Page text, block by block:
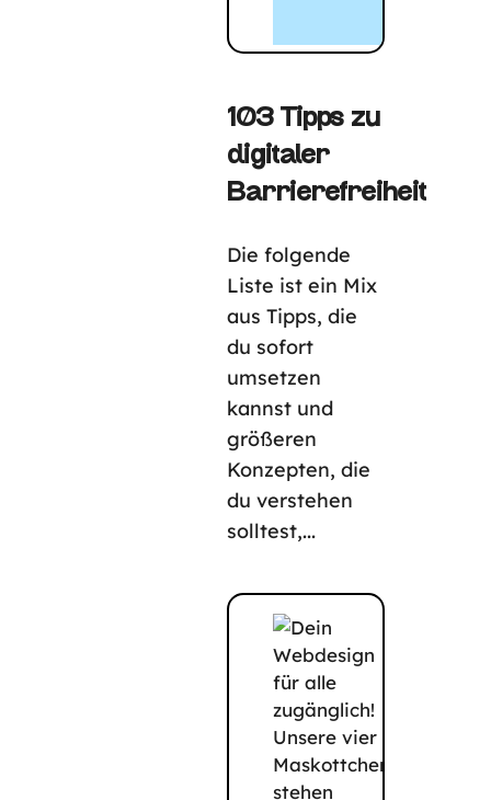
103 Tipps zu
digitaler
Barrierefreiheit
Die folgende
Liste ist ein Mix
aus Tipps, die
du sofort
umsetzen
kannst und
größeren
Konzepten, die
du verstehen
solltest,...